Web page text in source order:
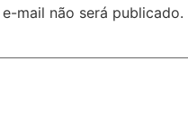
mail não será publicado.